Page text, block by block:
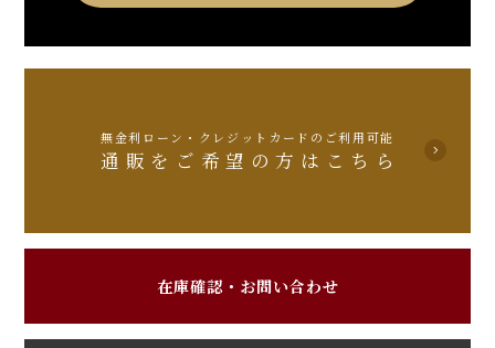
無金利ローン・クレジットカードのご利用可能
通販をご希望の方はこちら
在庫確認・お問い合わせ